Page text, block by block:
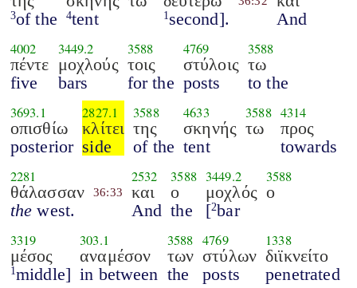
3of the 4tent 1 second].
And
4002
πέντε
five
3449.2
μοχλούς
bars
3588
τοις
for the
4769
στύλοις
posts
3588
τω
to the
3693.1
οπισθίω
posterior
2827.1
κλίτει
side
3588
της
of the
4633
σκηνής
tent
3588
τω
4314
προς
towards
2281
θάλασσαν
the west.
36:33
2532
και
And
3588
ο
the
3449.2
μοχλός
[2bar
3588
ο
3319
μέσος
1 middle]
303.1
αναμέσον
in between
3588
των
the
4769
στύλων
posts
1338
διϊκνείτο
penetrated